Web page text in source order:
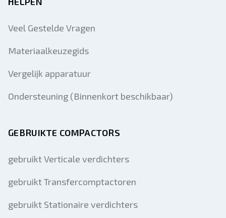
Veel Gestelde Vragen
Materiaalkeuzegids
Vergelijk apparatuur
Ondersteuning (Binnenkort beschikbaar)
GEBRUIKTE COMPACTORS
gebruikt Verticale verdichters
gebruikt Transfercomptactoren
gebruikt Stationaire verdichters